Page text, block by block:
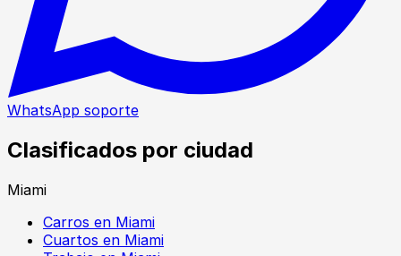
WhatsApp soporte
Clasificados por ciudad
Miami
Carros en Miami
Cuartos en Miami